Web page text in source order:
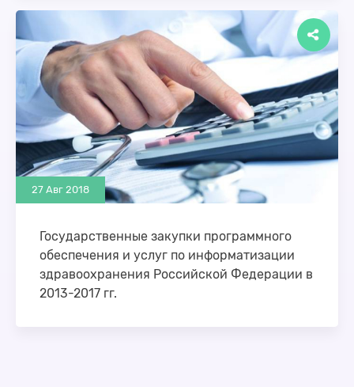
Министерством здравоохранения был принят
целый блок различных нормативно-правовых …
27 Авг 2018
Государственные закупки программного
обеспечения и услуг по информатизации
здравоохранения Российской Федерации в
2013-2017 гг.